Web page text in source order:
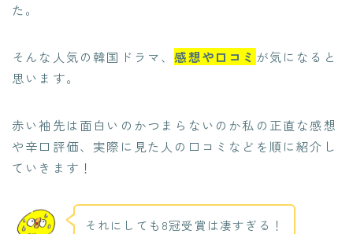
た。
そんな人気の韓国ドラマ、感想や口コミ が気になると
思います。
赤い袖先は面白いのかつまらないのか私の正直な感想
や辛口評価、実際に見た人の口コミなどを順に紹介し
ていきます！
それにしても8冠受賞は凄すぎる！